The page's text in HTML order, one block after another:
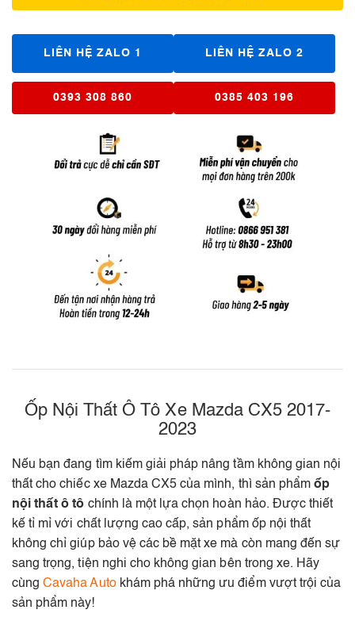
LIÊN HỆ ZALO 1 LIÊN HỆ ZALO 2
0393 308 860 0385 403 196
Ốp Nội Thất Ô Tô Xe Mazda CX5 2017-
2023
Nếu bạn đang tìm kiếm giải pháp nâng tầm không gian nội
thất cho chiếc xe Mazda CX5 của mình, thì sản phẩmốp
nội thất ô tô chính là một lựa chọn hoàn hảo. Được thiết
kế tỉ mỉ với chất lượng cao cấp, sản phẩm ốp nội thất
không chỉ giúp bảo vệ các bề mặt xe mà còn mang đến sự
sang trọng, tiện nghi cho không gian bên trong xe. Hãy
cùngCavaha Autokhám phá những ưu điểm vượt trội của
sản phẩm này!